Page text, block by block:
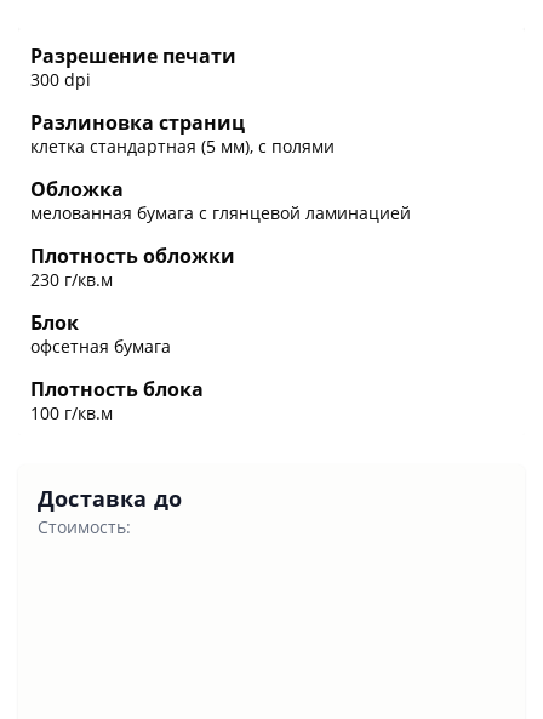
Разрешение печати
300 dpi
Разлиновка страниц
клетка стандартная (5 мм), с полями
Обложка
мелованная бумага с глянцевой ламинацией
Плотность обложки
230 г/кв.м
Блок
офсетная бумага
Плотность блока
100 г/кв.м
Доставка до
Стоимость: